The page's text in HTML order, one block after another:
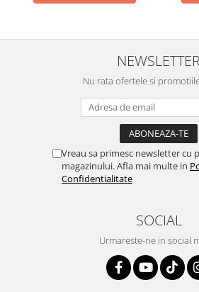
Nu rata ofertele si
Vreau sa primesc newsletter cu
magazinului. Afla mai multe in
Confidentialitate
SOCIAL
Urmareste-ne in social